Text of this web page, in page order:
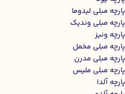
پارچه مبلی لیدوما
پارچه مبلی وندیک
پارچه ونیز
پارچه مبلی مخمل
پارچه مبلی مدرن
پارچه مبلی ملیس
پارچه آلدا